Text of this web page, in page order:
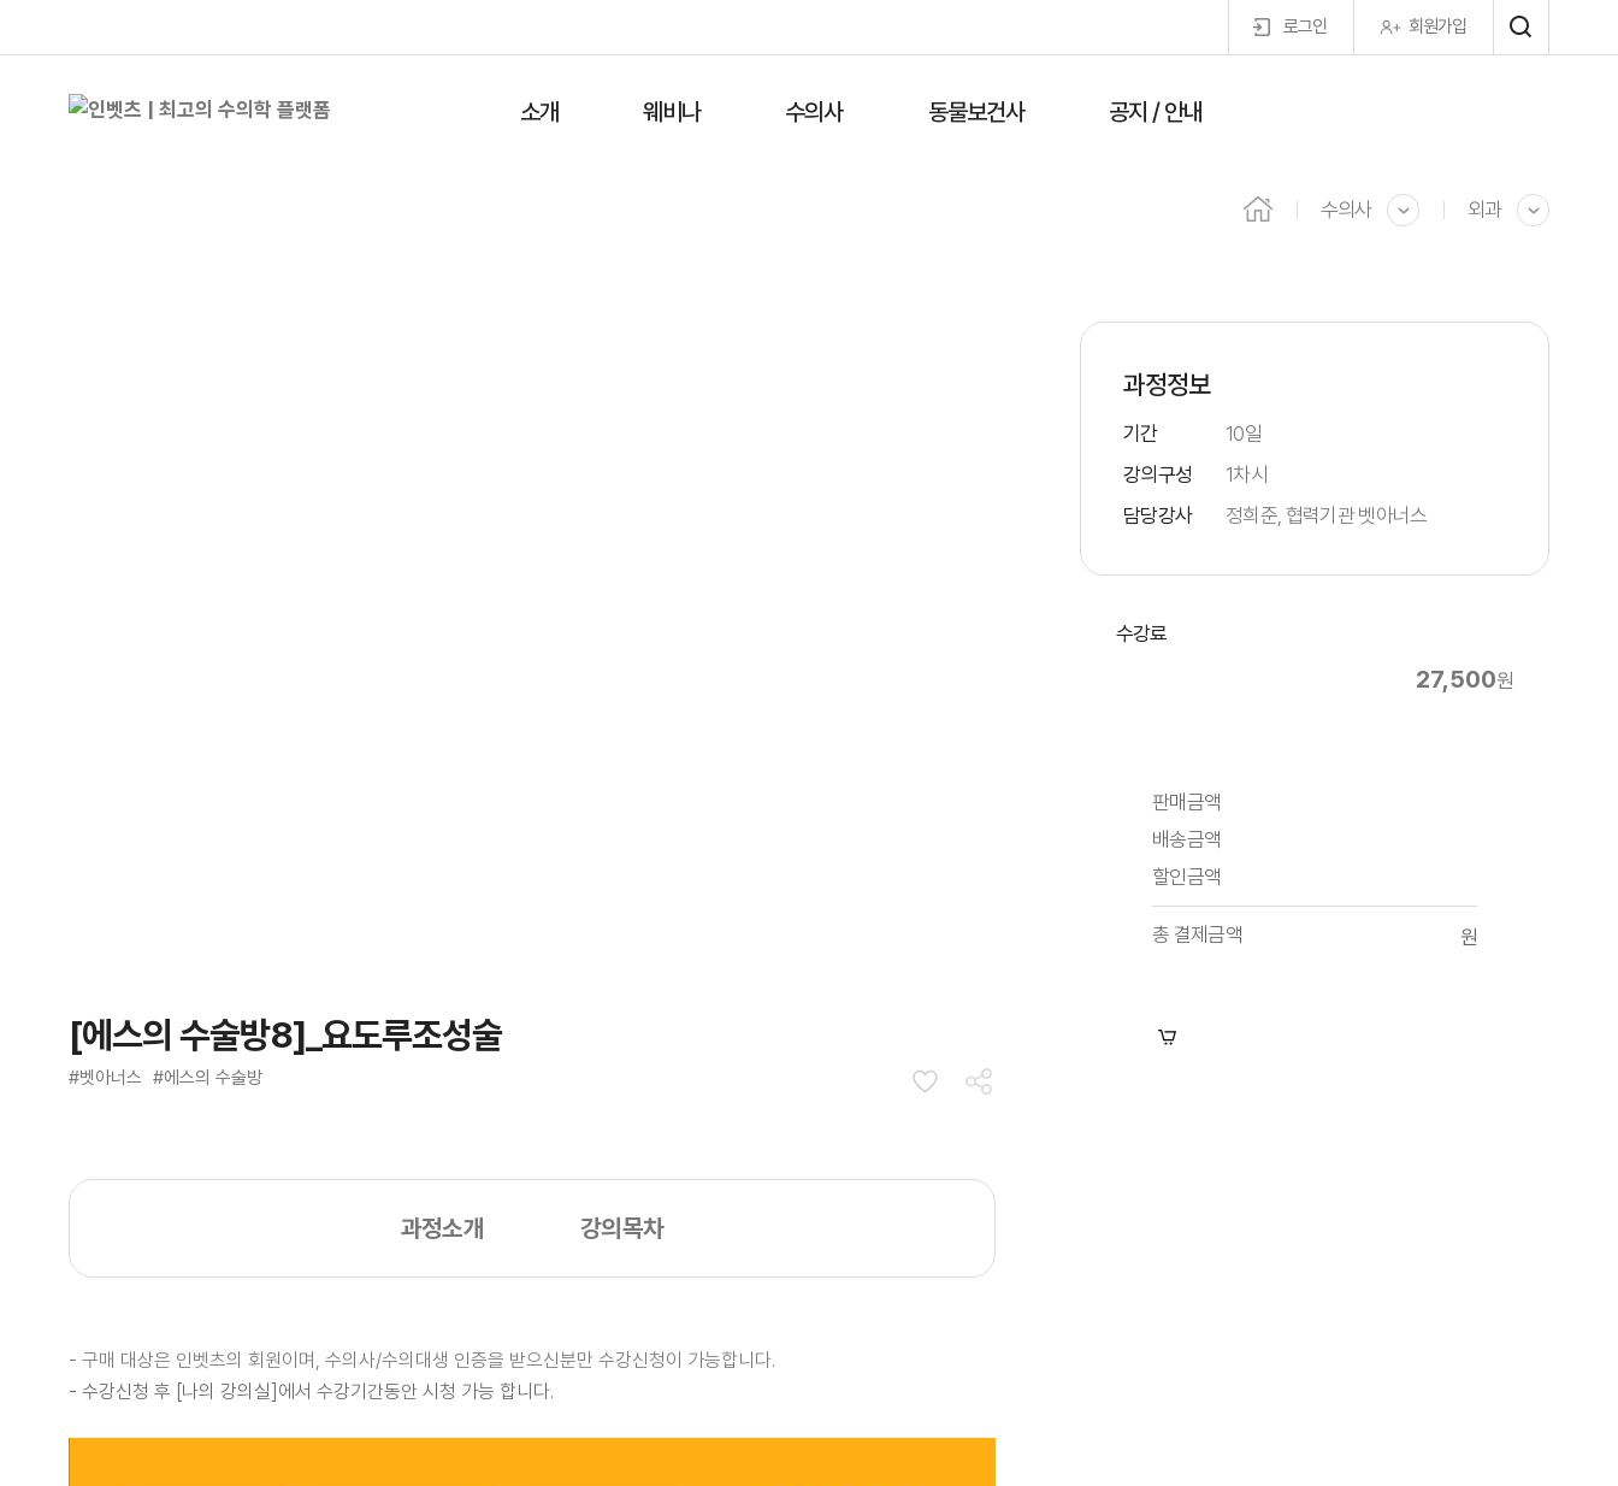
로그인 회원가입
소개 웨비나 수의사 동물보건사 공지 / 안내
수의사 외과
[에스의 수술방8]_요도루조성술
#벳아너스 #에스의 수술방
과정정보
기간
10일
강의구성
1차시
담당강사
정희준, 협력기관 벳아너스
수강료
27,500원
판매금액
배송금액
할인금액
총 결제금액 원
과정소개 강의목차
- 구매 대상은 인벳츠의 회원이며, 수의사/수의대생 인증을 받으신분만 수강신청이 가능합니다.
- 수강신청 후 [나의 강의실]에서 수강기간동안 시청 가능 합니다.